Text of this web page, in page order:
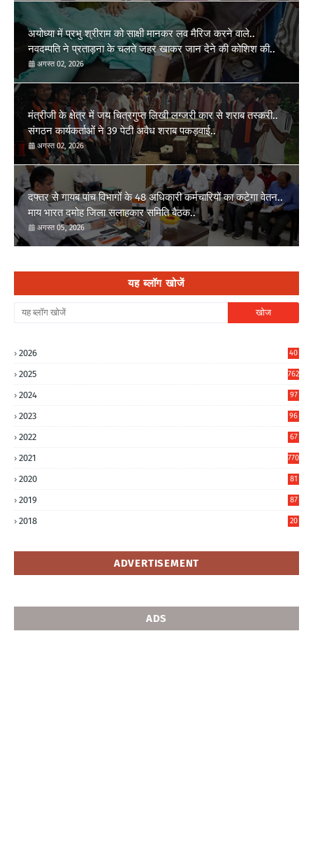
अयोध्या में प्रभु श्रीराम को साक्षी मानकर लव मैरिज करने वाले..
नवदम्पति ने प्रताड़ना के चलते जहर खाकर जान देने की कोशिश की..
अगस्त 02, 2026
मंत्रीजी के क्षेत्र में जय चित्रगुप्त लिखी लग्जरी कार से शराब तस्करी..
संगठन कार्यकर्ताओं ने 39 पेटी अवैध शराब पकड़वाई..
अगस्त 02, 2026
दफ्तर से गायब पांच विभागों के 48 अधिकारी कर्मचारियों का कटेगा वेतन..
माय भारत दमोह जिला सलाहकार समिति बैठक..
अगस्त 05, 2026
यह ब्लॉग खोजें
2026
40
2025 762
2024
97
2023
96
2022
67
2021 770
2020
81
2019
87
2018
20
ADVERTISEMENT
ADS